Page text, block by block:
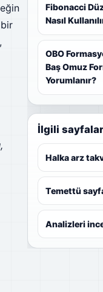
Fibonacci
Nasıl
OBO
Baş Omuz
Yorumlanır?
İlgili sayfalar
Halka arz
Temettü
Analizleri